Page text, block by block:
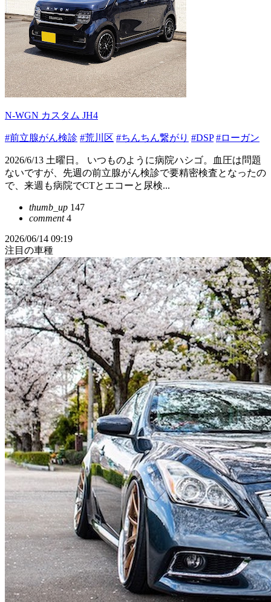
N-WGN カスタム JH4
#前立腺がん検診 #荒川区 #ちんちん繋がり #DSP #ローガン
2026/6/13 土曜日。 いつものように病院ハシゴ。血圧は問題
ないですが、先週の前立腺がん検診で要精密検査となったの
で、来週も病院でCTとエコーと尿検...
thumb_up 147
comment4
2026/06/14 09:19
注目の車種